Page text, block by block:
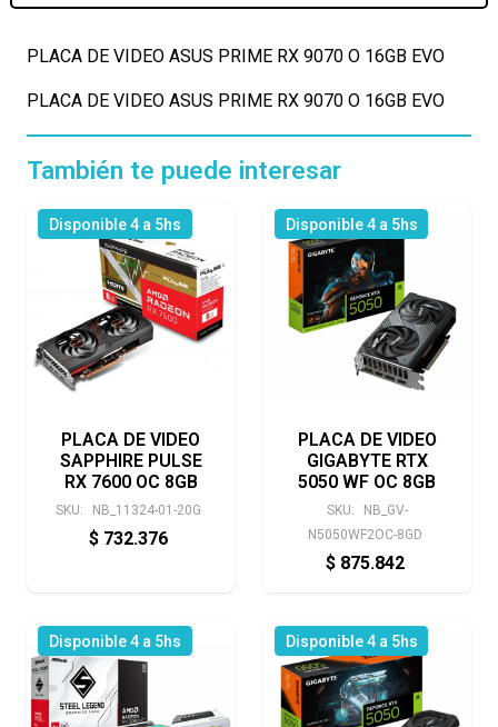
PLACA DE VIDEO ASUS PRIME RX 9070 O 16GB EVO
PLACA DE VIDEO ASUS PRIME RX 9070 O 16GB EVO
También te puede interesar
Disponible 4 a 5hs
PLACA DE VIDEO
SAPPHIRE PULSE
RX 7600 OC 8GB
SKU: NB_11324-01-20G
$ 732.376
Disponible 4 a 5hs
PLACA DE VIDEO
GIGABYTE RTX
5050 WF OC 8GB
SKU:
NB_GV-
N5050WF2OC-8GD
$ 875.842
Disponible 4 a 5hs Disponible 4 a 5hs